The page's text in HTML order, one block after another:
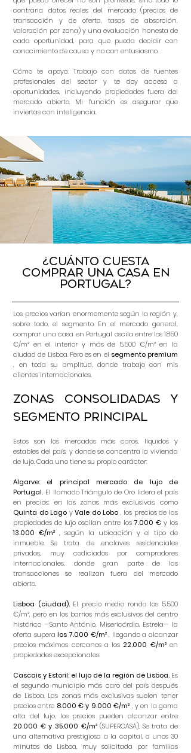
contrario: datos reales del mercado (precios de
transacción y de oferta, tasas de absorción,
valoración por zona) y una evaluación honesta de
cada oportunidad, para que pueda decidir con
conocimiento de causa y no con entusiasmo.
Cómo te apoyo: Trabajo con datos de fuentes
profesionales del sector y te doy acceso a
oportunidades, incluyendo propiedades fuera del
mercado abierto. Mi función es asegurar que
inviertas con inteligencia.
¿Cuánto cuesta
comprar una casa en
Portugal?
Los precios varían enormemente según la región y,
sobre todo, el segmento. En el mercado general,
comprar una casa en Portugal oscila entre los 1.850
€/m² en el interior y más de 5.500 €/m² en la
ciudad de Lisboa. Pero es en el segmento premium
, en toda su amplitud, donde trabajo con mis
clientes internacionales.
Zonas consolidadas y
segmento principal
Estos son los mercados más caros, líquidos y
estables del país, y donde se concentra la vivienda
de lujo. Cada uno tiene su propio carácter:
Algarve: el principal mercado de lujo de
Portugal. El llamado Triángulo de Oro lidera el país
en precios: en las zonas más exclusivas, como
Quinta do Lago yVale do Lobo , los precios de las
propiedades de lujo oscilan entre los 7.000 €y los
13.000 €/m² , según la ubicación y el tipo de
inmueble. Se trata de enclaves residenciales
privados, muy codiciados por compradores
internacionales, donde gran parte de las
transacciones se realizan fuera del mercado
abierto.
Lisboa (ciudad).El precio medio ronda los 5.500
€/m², pero en los barrios más exclusivos del centro
histórico —Santo António, Misericórdia, Estrela— la
oferta superalos 7.000 €/m², llegando a alcanzar
precios máximos cercanos a los 22.000 €/m²en
propiedades excepcionales.
Cascais y Estoril: el lujo de la región de Lisboa. Es
el segundo municipio más caro del país después
de Lisboa. Las zonas más exclusivas suelen tener
precios entre 8.000 € y 9.000 €/m² , y en la gama
alta del lujo, los precios pueden alcanzar entre
20.000 € y 35.000 €/m²(SUPERCASA). Se trata de
una alternativa prestigiosa a la capital, a unos 30
minutos de Lisboa, muy solicitada por familias